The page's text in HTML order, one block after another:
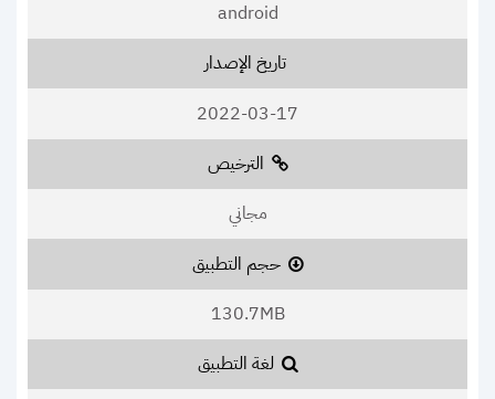
android
تاريخ الإصدار
2022-03-17
الترخيص
مجاني
حجم التطبيق
130.7MB
لغة التطبيق